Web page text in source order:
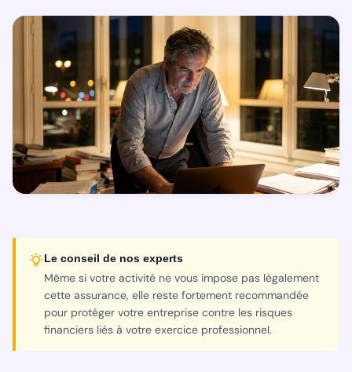
Le conseil de nos experts
Même si votre activité ne vous impose pas légalement
cette assurance, elle reste fortement recommandée
pour protéger votre entreprise contre les risques
financiers liés à votre exercice professionnel.